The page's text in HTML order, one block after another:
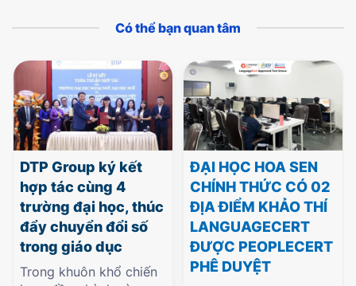
Có thể bạn quan tâm
DTP Group ký kết
hợp tác cùng 4
trường đại học, thúc
đẩy chuyển đổi số
trong giáo dục
Trong khuôn khổ chiến
ĐẠI HỌC HOA SEN
CHÍNH THỨC CÓ 02
ĐỊA ĐIỂM KHẢO THÍ
LANGUAGECERT
ĐƯỢC PEOPLECERT
PHÊ DUYỆT